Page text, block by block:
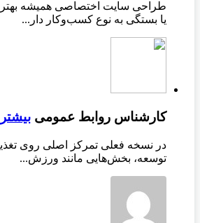
طراحی سایت اختصاصی همیشه بهتر
یا بستگی به نوع کسب‌وکار دار...
کارشناس روابط عمومی بیشتر
در نسخه فعلی تمرکز اصلی روی
توسعه، بخش‌هایی مانند ورزش...